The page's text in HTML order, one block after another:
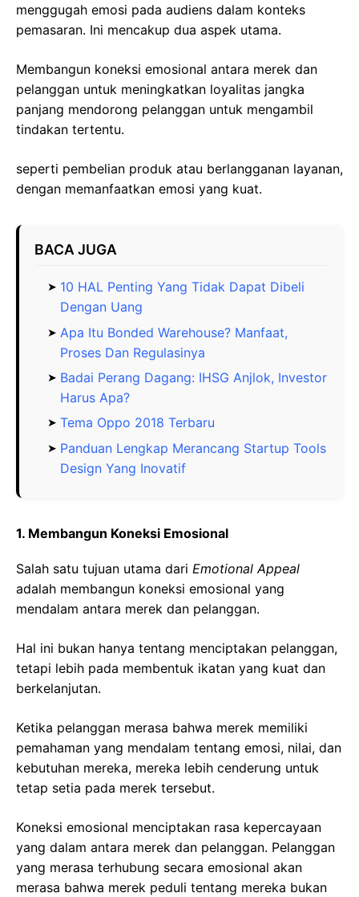
menggugah emosi pada audiens dalam konteks
pemasaran. Ini mencakup dua aspek utama.
Membangun koneksi emosional antara merek dan
pelanggan untuk meningkatkan loyalitas jangka
panjang mendorong pelanggan untuk mengambil
tindakan tertentu.
seperti pembelian produk atau berlangganan layanan,
dengan memanfaatkan emosi yang kuat.
BACA JUGA
10 HAL Penting Yang Tidak Dapat Dibeli
Dengan Uang
Apa Itu Bonded Warehouse? Manfaat,
Proses Dan Regulasinya
Badai Perang Dagang: IHSG Anjlok, Investor
Harus Apa?
Tema Oppo 2018 Terbaru
Panduan Lengkap Merancang Startup Tools
Design Yang Inovatif
1. Membangun Koneksi Emosional
Salah satu tujuan utama dari Emotional Appeal
adalah membangun koneksi emosional yang
mendalam antara merek dan pelanggan.
Hal ini bukan hanya tentang menciptakan pelanggan,
tetapi lebih pada membentuk ikatan yang kuat dan
berkelanjutan.
Ketika pelanggan merasa bahwa merek memiliki
pemahaman yang mendalam tentang emosi, nilai, dan
kebutuhan mereka, mereka lebih cenderung untuk
tetap setia pada merek tersebut.
Koneksi emosional menciptakan rasa kepercayaan
yang dalam antara merek dan pelanggan. Pelanggan
yang merasa terhubung secara emosional akan
merasa bahwa merek peduli tentang mereka bukan